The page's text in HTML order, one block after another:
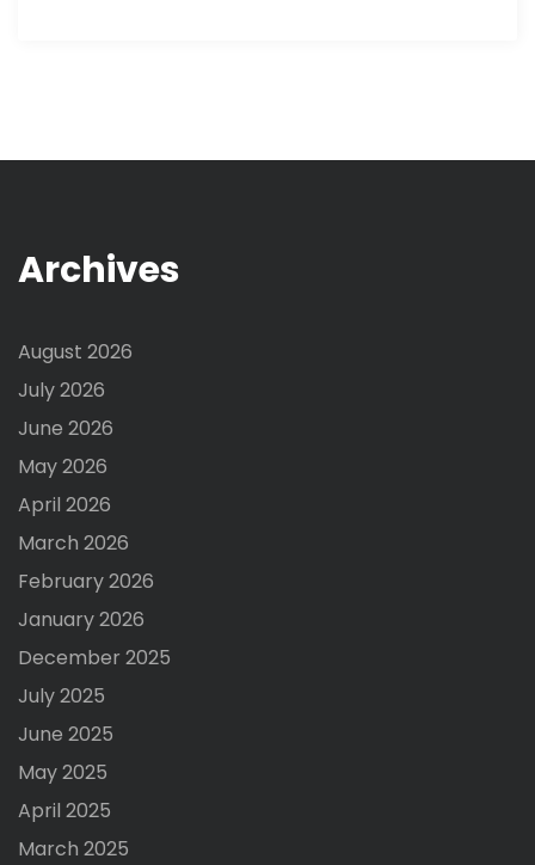
Archives
August 2026
July 2026
June 2026
May 2026
April 2026
March 2026
February 2026
January 2026
December 2025
July 2025
June 2025
May 2025
April 2025
March 2025